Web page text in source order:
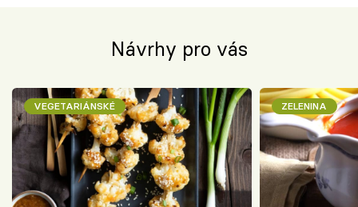
Návrhy pro vás
VEGETARIÁNSKÉ ZELENINA